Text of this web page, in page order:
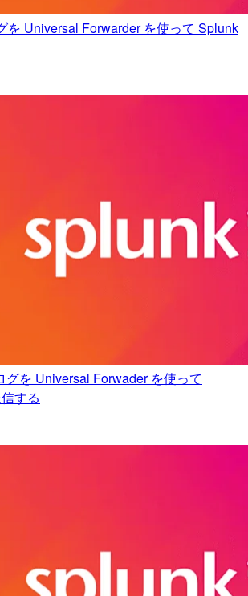
を Universal Forwarder を使って Splunk
グを Universal Forwader を使って
する